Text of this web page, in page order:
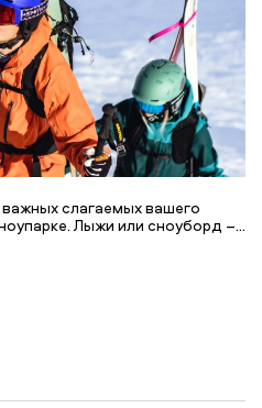
слагаемых вашего
Лыжи или сноуборд –...